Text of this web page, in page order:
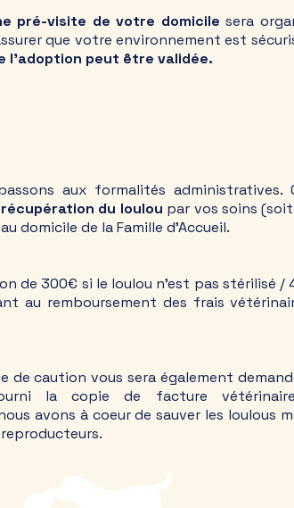
pré-visite de votre domicile sera
que votre environnement est
l'adoption peut être validée.
aux formalités administratives.
du loulou par vos soins
domicile de la Famille d'Accueil.
de 300€ si le loulou n'est pas stérilisé /
au remboursement des frais
de caution vous sera également
la copie de facture
avons à coeur de sauver les loulous